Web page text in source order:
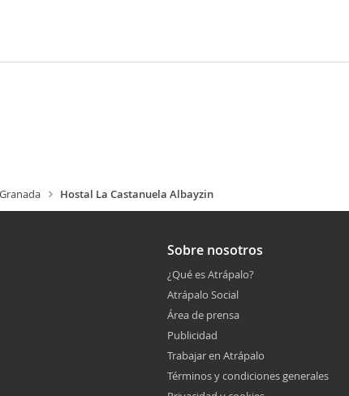
Granada Hostal La Castanuela Albayzin
Sobre nosotros
¿Qué es Atrápalo?
Atrápalo Social
Área de prensa
Publicidad
Trabajar en Atrápalo
Términos y condiciones generales